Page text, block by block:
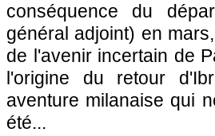
conséquence du
général adjoint) en
de l'avenir incertain de
l'origine du retour
aventure milanaise qui
été...